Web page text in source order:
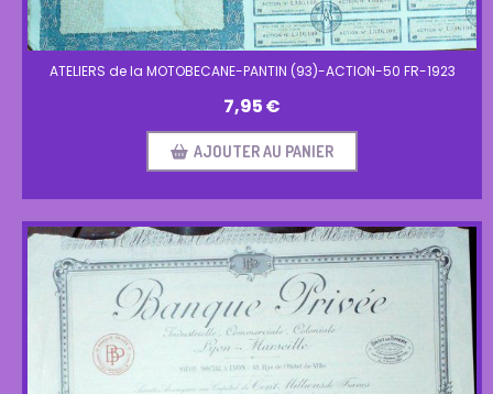
ATELIERS de la MOTOBECANE-PANTIN (93)-ACTION-50 FR-1923
7,95€
AJOUTER AU PANIER